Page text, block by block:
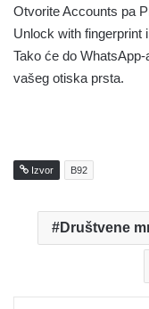
Otvorite Accounts pa
Unlock with fingerprint
Tako će do
vašeg otiska prsta.
Izvor B92
Društvene